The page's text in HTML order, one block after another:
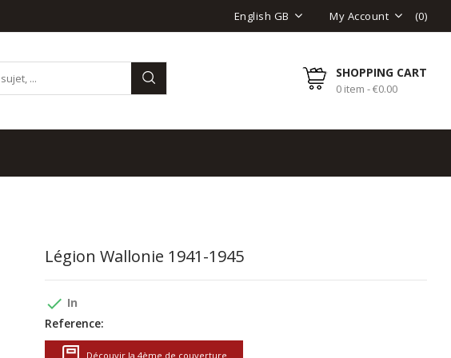
English GB My Account (0)
SHOPPING CART
0 item - €0.00
Légion Wallonie 1941-1945
done In
Reference: